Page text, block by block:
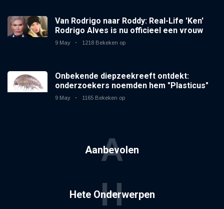
Van Rodrigo naar Roddy: Real-Life 'Ken'
Rodrigo Alves is nu officieel een vrouw
9 May 1218 Bekeken op
Onbekende diepzeekreeft ontdekt:
onderzoekers noemden hem "Plasticus"
9 May 1165 Bekeken op
Aanbevolen
A
Hete Onderwerpen
H